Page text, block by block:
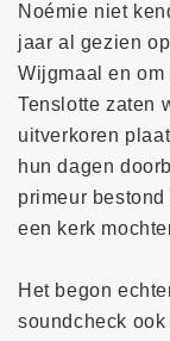
Noémie niet
jaar al gezien
Wijgmaal en
Tenslotte zaten
uitverkoren
hun dagen
primeur
een kerk
Het begon
soundcheck